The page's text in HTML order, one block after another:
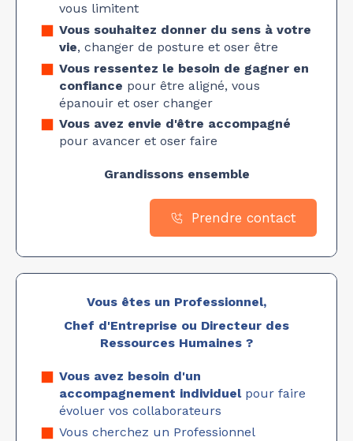
vous limitent
Vous souhaitez donner du sens à votre
vie, changer de posture et oser être
Vous ressentez le besoin de gagner en
confiance pour être aligné, vous
épanouir et oser changer
Vous avez envie d'être accompagné
pour avancer et oser faire
Grandissons ensemble
Prendre contact
Vous êtes un Professionnel,
Chef d'Entreprise ou Directeur des
Ressources Humaines ?
Vous avez besoin d'un
accompagnement individuelpour faire
évoluer vos collaborateurs
Vous cherchez un Professionnel